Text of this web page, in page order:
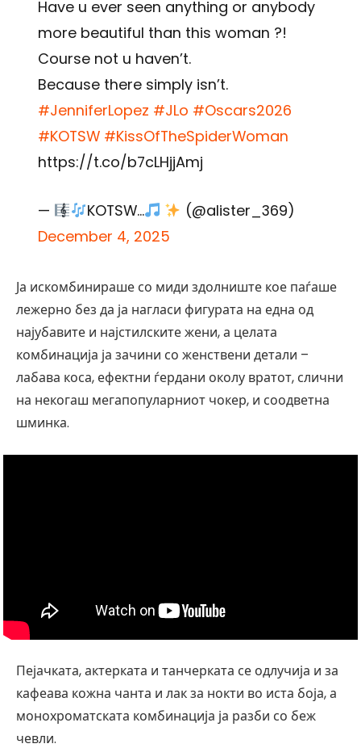
Have u ever seen anything or anybody
more beautiful than this woman ?!
Course not u haven’t.
Because there simply isn’t.
#JenniferLopez #JLo #Oscars2026
#KOTSW #KissOfTheSpiderWoman
https://t.co/b7cLHjjAmj
— KOTSW…
(@alister_369)
December 4, 2025
Ја искомбинираше со миди здолниште кое паѓаше
лежерно без да ја нагласи фигурата на една од
најубавите и најстилските жени, а целата
комбинација ја зачини со женствени детали –
лабава коса, ефектни ѓердани околу вратот, слични
на некогаш мегапопуларниот чокер, и соодветна
шминка.
Пејачката, актерката и танчерката се одлучија и за
кафеава кожна чанта и лак за нокти во иста боја, а
монохроматската комбинација ја разби со беж
чевли.